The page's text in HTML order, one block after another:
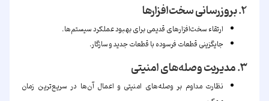
۲. بروزرسانی سخت‌افزارها
ارتقاء سخت‌افزارهای قدیمی برای بهبود عملکرد سیستم‌ها.
جایگزینی قطعات فرسوده با قطعات جدید و سازگار.
۳. مدیریت وصله‌های امنیتی
نظارت مداوم بر وصله‌های امنیتی و اعمال آن‌ها در سریع‌ترین زمان